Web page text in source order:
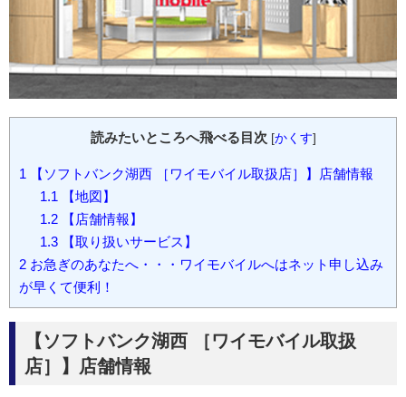
読みたいところへ飛べる目次 [かくす]
1 【ソフトバンク湖西 ［ワイモバイル取扱店］】店舗情報
1.1【地図】
1.2【店舗情報】
1.3【取り扱いサービス】
2 お急ぎのあなたへ・・・ワイモバイルへはネット申し込み
が早くて便利！
【ソフトバンク湖西 ［ワイモバイル取扱
店］】店舗情報